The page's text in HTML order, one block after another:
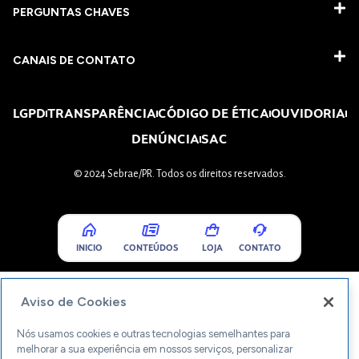
PERGUNTAS CHAVES​
CANAIS DE CONTATO
LGPDTRANSPARÊNCIACÓDIGO DE ÉTICAOUVIDORIA
DENÚNCIASAC
© 2024 Sebrae/PR. Todos os direitos reservados.
INICIO CONTEÚDOS LOJA CONTATO
Aviso de Cookies
Nós usamos cookies e outras tecnologias semelhantes para
melhorar a sua experiência em nossos serviços, personalizar